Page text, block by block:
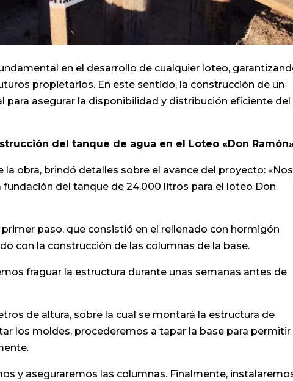
en el desarrollo de cualquier loteo,
propietarios. En este sentido, la construcción de un
para asegurar la disponibilidad y distribución eficiente del
del tanque de agua en el Loteo «Don
la obra, brindó detalles sobre el avance del proyecto: «Nos
del tanque de 24.000 litros para el loteo Don
paso, que consistió en el rellenado con hormigón
con la construcción de las columnas de la base.
fraguar la estructura durante unas semanas antes de
de altura, sobre la cual se montará la estructura de
los moldes, procederemos a tapar la base para permitir
y aseguraremos las columnas. Finalmente,